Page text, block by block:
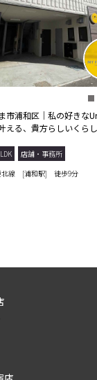
市浦和区｜私の好き
える、貴方らしいくらし
店舗・事務所
北線 [浦和駅] 徒歩9分